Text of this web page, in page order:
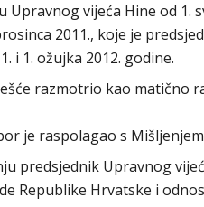
Upravnog vijeća Hine od 1.
2011., koje je
i 1. ožujka 2012. godine.
razmotrio kao matično
je raspolagao s
predsjednik Upravnog
Republike Hrvatske i